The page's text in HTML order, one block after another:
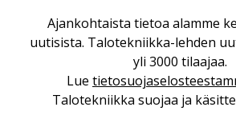
Ajankohtaista tietoa alamme
uutisista. Talotekniikka-lehden
yli 3000 tilaajaa.
Lue
Talotekniikka suojaa ja